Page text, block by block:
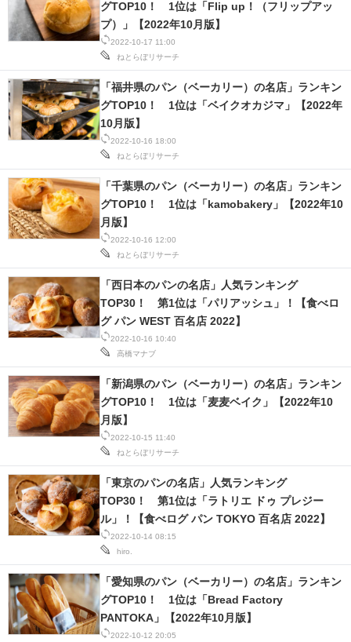
2022-10-17 11:00
ねとらぼリサーチ
グTOP10！ 1位は「Flip up！（フリップアッ
プ）」【2022年10月版】
2022-10-16 18:00
ねとらぼリサーチ
「福井県のパン（ベーカリー）の名店」ランキン
グTOP10！ 1位は「ベイクオカジマ」【2022年
10月版】
2022-10-16 12:00
ねとらぼリサーチ
「千葉県のパン（ベーカリー）の名店」ランキン
グTOP10！ 1位は「kamobakery」【2022年10
月版】
2022-10-16 10:40
高橋マナブ
「西日本のパンの名店」人気ランキング
TOP30！ 第1位は「パリアッシュ」！【食べロ
グ パン WEST 百名店 2022】
2022-10-15 11:40
ねとらぼリサーチ
「新潟県のパン（ベーカリー）の名店」ランキン
グTOP10！ 1位は「麦麦ベイク」【2022年10
月版】
2022-10-14 08:15
hiro.
「東京のパンの名店」人気ランキング
TOP30！ 第1位は「ラトリエ ドゥ プレジー
ル」！【食べログ パン TOKYO 百名店 2022】
2022-10-12 20:05
「愛知県のパン（ベーカリー）の名店」ランキン
グTOP10！ 1位は「Bread Factory
PANTOKA」【2022年10月版】